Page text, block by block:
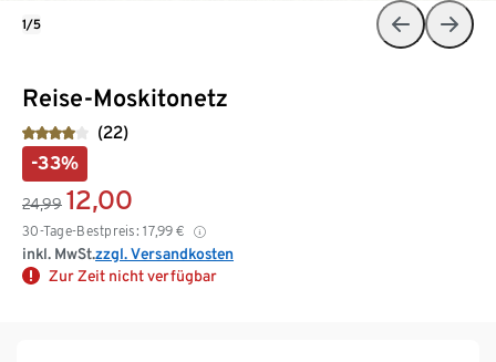
Reise-Moskitonetz
(22)
-33%
24,99 12,00
30-Tage-Bestpreis: 17,99 €
inkl. MwSt.zzgl. Versandkosten
Zur Zeit nicht verfügbar
1/5